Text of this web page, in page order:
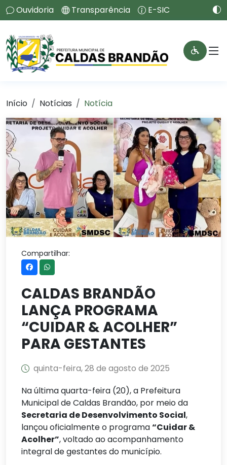
Ouvidoria Transparência E-SIC
Início Notícias Notícia
Compartilhar:
CALDAS BRANDÃO
LANÇA PROGRAMA
“CUIDAR & ACOLHER”
PARA GESTANTES
quinta-feira, 28 de agosto de 2025
Na última quarta-feira (20), a Prefeitura
Municipal de Caldas Brandão, por meio da
Secretaria de Desenvolvimento Social,
lançou oficialmente o programa“Cuidar &
Acolher”, voltado ao acompanhamento
integral de gestantes do município.